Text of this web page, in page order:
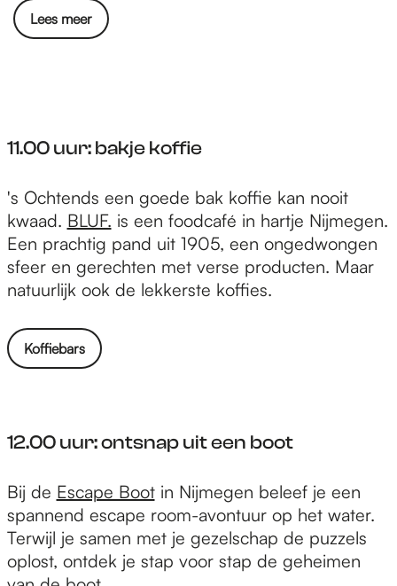
Lees meer
11.00 uur: bakje koffie
1
1
.
0
0
u
r
k
e
k
o
ff
's Ochtends een goede bak koffie kan nooit
kwaad. BLUF. is een foodcafé in hartje Nijmegen.
Een prachtig pand uit 1905, een ongedwongen
sfeer en gerechten met verse producten. Maar
natuurlijk ook de lekkerste koffies.
Koffiebars
12.00 uur: ontsnap uit een boot
1
2
.
0
Bij de Escape Bootin Nijmegen beleef je een
spannend escape room-avontuur op het water.
Terwijl je samen met je gezelschap de puzzels
oplost, ontdek je stap voor stap de geheimen